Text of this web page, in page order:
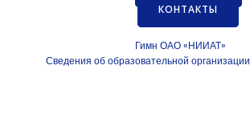
КОНТАКТЫ
Гимн ОАО «НИИАТ»
Сведения об образовательной организации